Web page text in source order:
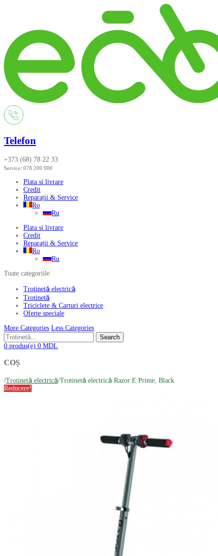
Telefon
+373 (68) 78 22 33
Service: 078 200 900
Plata si livrare
Credit
Reparații & Service
Ro
Ru
Plata si livrare
Credit
Reparații & Service
Ro
Ru
Toate categoriile
Trotinetă electrică
Trotinetă
Triciclete & Carturi electrice
Oferte speciale
More Categories Less Categories
Search
0 produs(e) 0 MDL
COȘ
/Trotinetă electrică/Trotinetă electrică Razor E Prime, Black
Reducere!